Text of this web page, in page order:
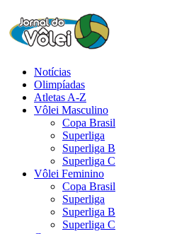
Notícias
Olimpíadas
Atletas A-Z
Vôlei Masculino
Copa Brasil
Superliga
Superliga B
Superliga C
Vôlei Feminino
Copa Brasil
Superliga
Superliga B
Superliga C